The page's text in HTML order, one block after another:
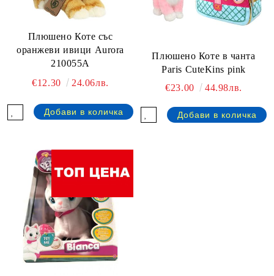
Плюшено Коте със
оранжеви ивици Aurora
210055A
€12.30
24.06лв.
Плюшено Коте в чанта
Paris CuteKins pink
€23.00
44.98лв.